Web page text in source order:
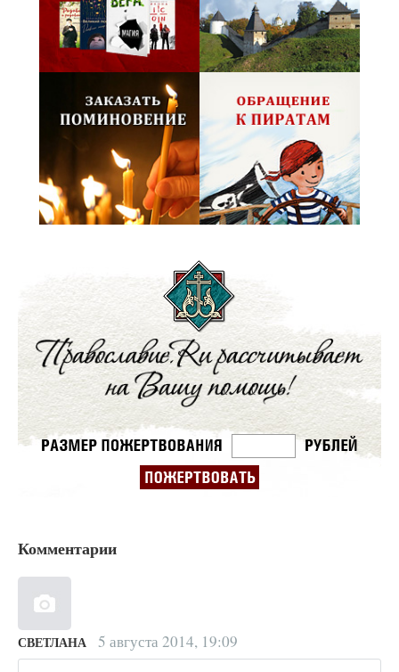
Комментарии
СВЕТЛАНА 5 августа 2014, 19:09